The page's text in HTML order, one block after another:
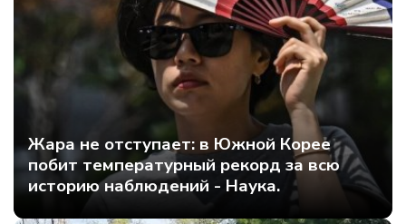
Жара не отступает: в Южной Корее
побит температурный рекорд за всю
историю наблюдений - Наука.